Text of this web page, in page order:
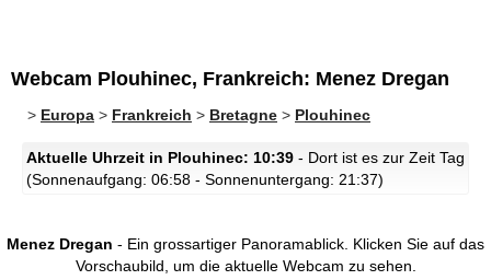
Webcam Plouhinec, Frankreich: Menez Dregan
> Europa > Frankreich > Bretagne > Plouhinec
Aktuelle Uhrzeit in Plouhinec: 10:39 - Dort ist es zur Zeit Tag
(Sonnenaufgang: 06:58 - Sonnenuntergang: 21:37)
Menez Dregan - Ein grossartiger Panoramablick. Klicken Sie auf das
Vorschaubild, um die aktuelle Webcam zu sehen.